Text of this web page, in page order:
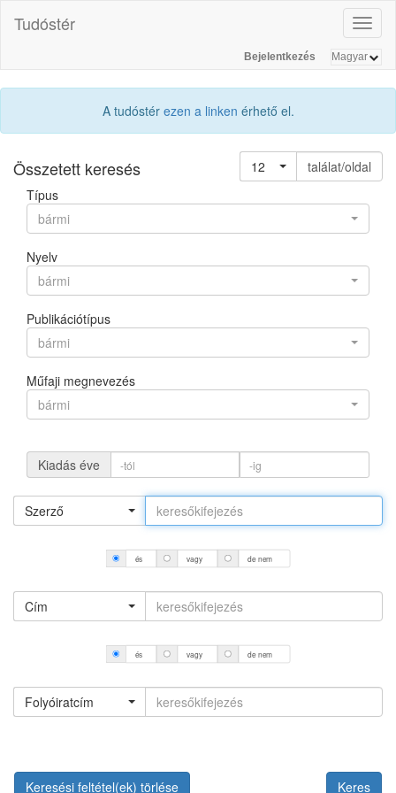
Tudóstér
Bejelentkezés
A tudóstér ezen a linken érhető el.
Összetett keresés 12
találat/oldal
Típus
bármi
Nyelv
bármi
Publikációtípus
bármi
Műfaji megnevezés
bármi
Kiadás éve
Szerző
és vagy de nem
Cím
és vagy de nem
Folyóiratcím
Keresési feltétel(ek) törlése